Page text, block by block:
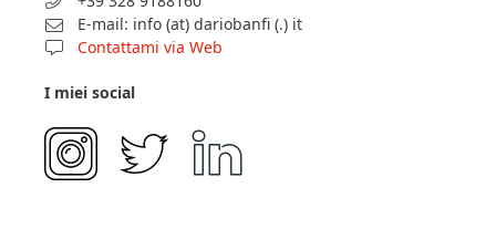
E-mail: info (at) dariobanfi (.) it
Contattami via Web
I miei social